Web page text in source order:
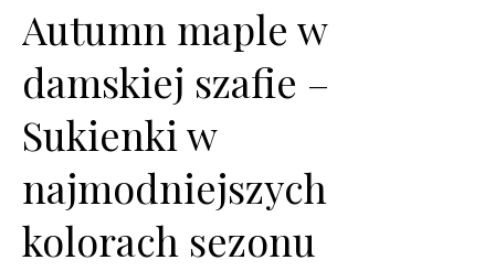
Autumn maple w
damskiej szafie –
Sukienki w
najmodniejszych
kolorach sezonu